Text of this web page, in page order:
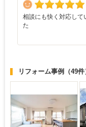
相談にも快く対応して
た
リフォーム事例 （49件